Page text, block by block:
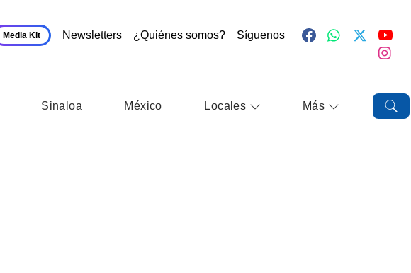
Media Kit Newsletters ¿Quiénes somos? Síguenos
Sinaloa México Locales Más